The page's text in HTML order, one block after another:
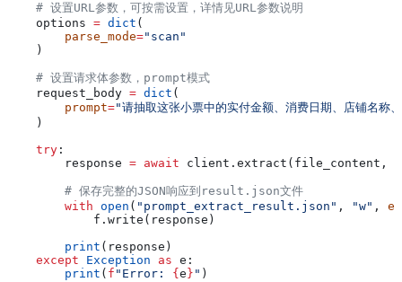
    # 设置URL参数，可按需设置，详情见URL参数说明
    options
= dict (
        parse_mode
="scan"
    )
    # 设置请求体参数，prompt模式
    request_body
= dict (
        prompt
="请抽取这张小票中的实付金额、消费日期、店铺名称
    )
    try
:
        response
= await client.extract(file_content,
        # 保存完整的JSON响应到result.json文件
        with
open ( "prompt_extract_result.json" , "w" ,
            f.write(response)
        print
(response)
    except
Exception as e:
        print
( f "Error: { e } " )